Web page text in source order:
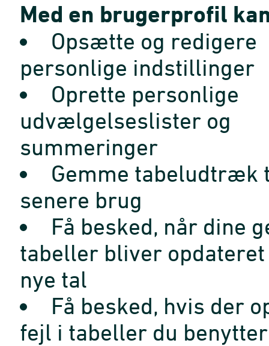
Med en brugerprofil
Opsætte og redigere
personlige indstillinger
Oprette personlige
udvælgelseslister og
summeringer
Gemme tabeludtræk
senere brug
Få besked, når dine
tabeller bliver opdateret
nye tal
Få besked, hvis der
fejl i tabeller du benytter